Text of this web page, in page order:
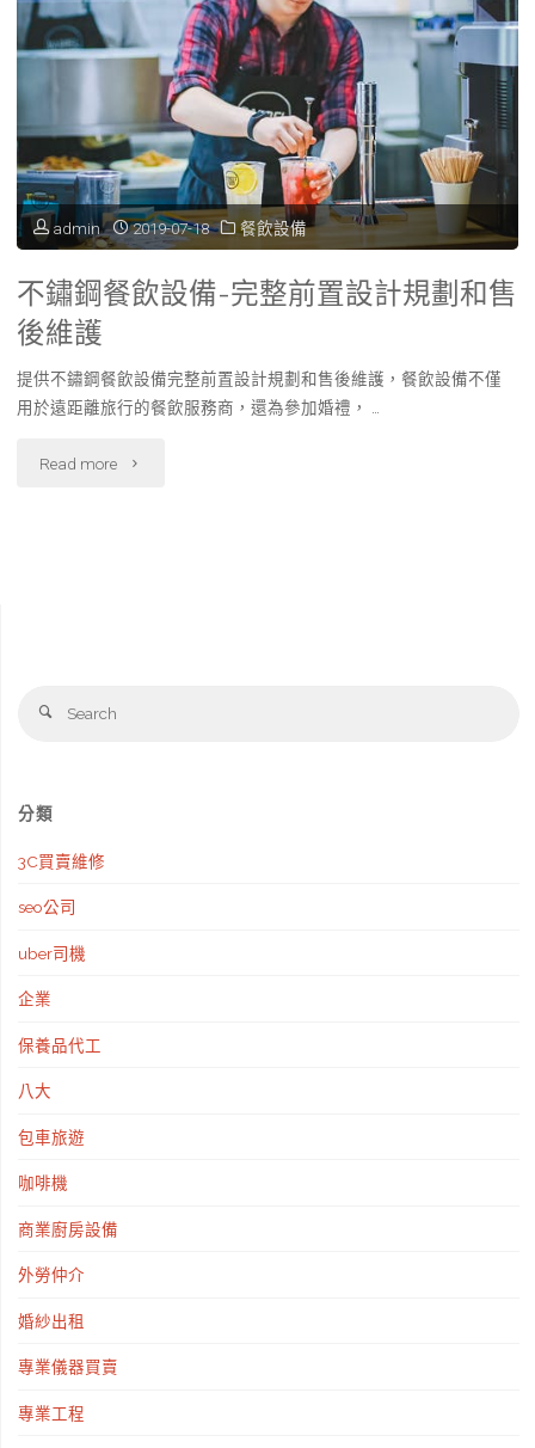
admin 2019-07-18 餐飲設備
不鏽鋼餐飲設備-完整前置設計規劃和售
後維護
提供不鏽鋼餐飲設備完整前置設計規劃和售後維護，餐飲設備不僅
用於遠距離旅行的餐飲服務商，還為參加婚禮， …
Read more "不
Search
分類
3C買賣維修
seo公司
uber司機
企業
保養品代工
八大
包車旅遊
咖啡機
商業廚房設備
外勞仲介
婚紗出租
專業儀器買賣
專業工程